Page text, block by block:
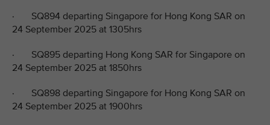
· SQ894 departing Singapore for Hong Kong SAR on
24 September 2025 at 1305hrs
· SQ895 departing Hong Kong SAR for Singapore on
24 September 2025 at 1850hrs
· SQ898 departing Singapore for Hong Kong SAR on
24 September 2025 at 1900hrs